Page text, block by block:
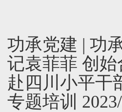
功承党建 | 功
记袁菲菲 创
赴四川小平干
专题培训